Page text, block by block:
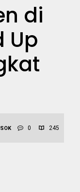
di
Up
0 245